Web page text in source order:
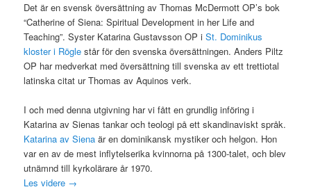
Det är en svensk översättning av Thomas McDermott OP’s bok
“Catherine of Siena: Spiritual Development in her Life and
Teaching”. Syster Katarina Gustavsson OP iSt. Dominikus
kloster i Rögle står för den svenska översättningen. Anders Piltz
OP har medverkat med översättning till svenska av ett trettiotal
latinska citat ur Thomas av Aquinos verk.
I och med denna utgivning har vi fått en grundlig införing i
Katarina av Sienas tankar och teologi på ett skandinaviskt språk.
Katarina av Siena är en dominikansk mystiker och helgon. Hon
var en av de mest inflytelserika kvinnorna på 1300-talet, och blev
utnämnd till kyrkolärare år 1970.
Les videre →